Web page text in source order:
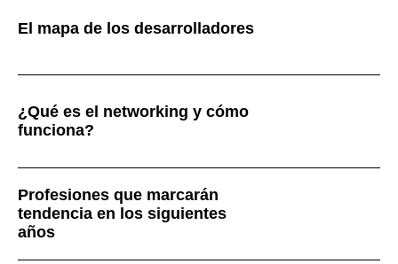
El mapa de los desarrolladores
¿Qué es el networking y cómo
funciona?
Profesiones que marcarán
tendencia en los siguientes
años